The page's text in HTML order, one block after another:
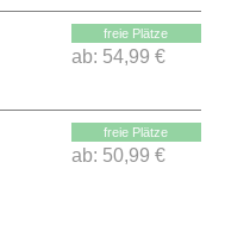
freie Plätze
ab: 54,99 €
freie Plätze
ab: 50,99 €